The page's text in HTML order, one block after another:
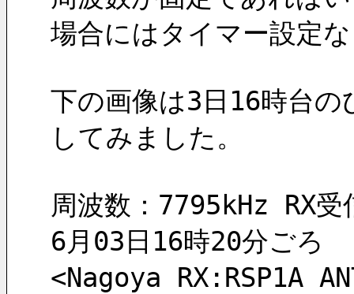
場合にはタイマー設定
下の画像は3日16時台の
してみました。
周波数：7795kHz RX
6月03日16時20分ごろ
<Nagoya RX:RSP1A